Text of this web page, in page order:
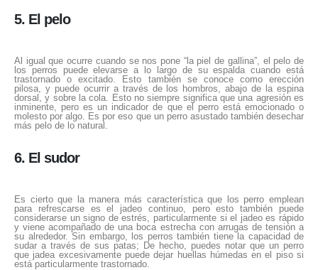
5. El pelo
Al igual que ocurre cuando se nos pone “la piel de gallina”, el pelo de
los perros puede elevarse a lo largo de su espalda cuando está
trastornado o excitado. Esto también se conoce como erección
pilosa, y puede ocurrir a través de los hombros, abajo de la espina
dorsal, y sobre la cola. Esto no siempre significa que una agresión es
inminente, pero es un indicador de que el perro está emocionado o
molesto por algo. Es por eso que un perro asustado también desechar
más pelo de lo natural.
6. El sudor
Es cierto que la manera más característica que los perro emplean
para refrescarse es el jadeo continuo, pero esto también puede
considerarse un signo de estrés, particularmente si el jadeo es rápido
y viene acompañado de una boca estrecha con arrugas de tensión a
su alrededor. Sin embargo, los perros también tiene la capacidad de
sudar a través de sus patas; De hecho, puedes notar que un perro
que jadea excesivamente puede dejar huellas húmedas en el piso si
está particularmente trastornado.